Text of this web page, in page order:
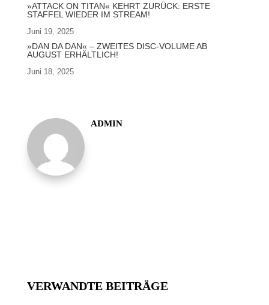
»ATTACK ON TITAN« KEHRT ZURÜCK: ERSTE
STAFFEL WIEDER IM STREAM!
Juni 19, 2025
»DAN DA DAN« – ZWEITES DISC-VOLUME AB
AUGUST ERHÄLTLICH!
Juni 18, 2025
ADMIN
VERWANDTE BEITRÄGE